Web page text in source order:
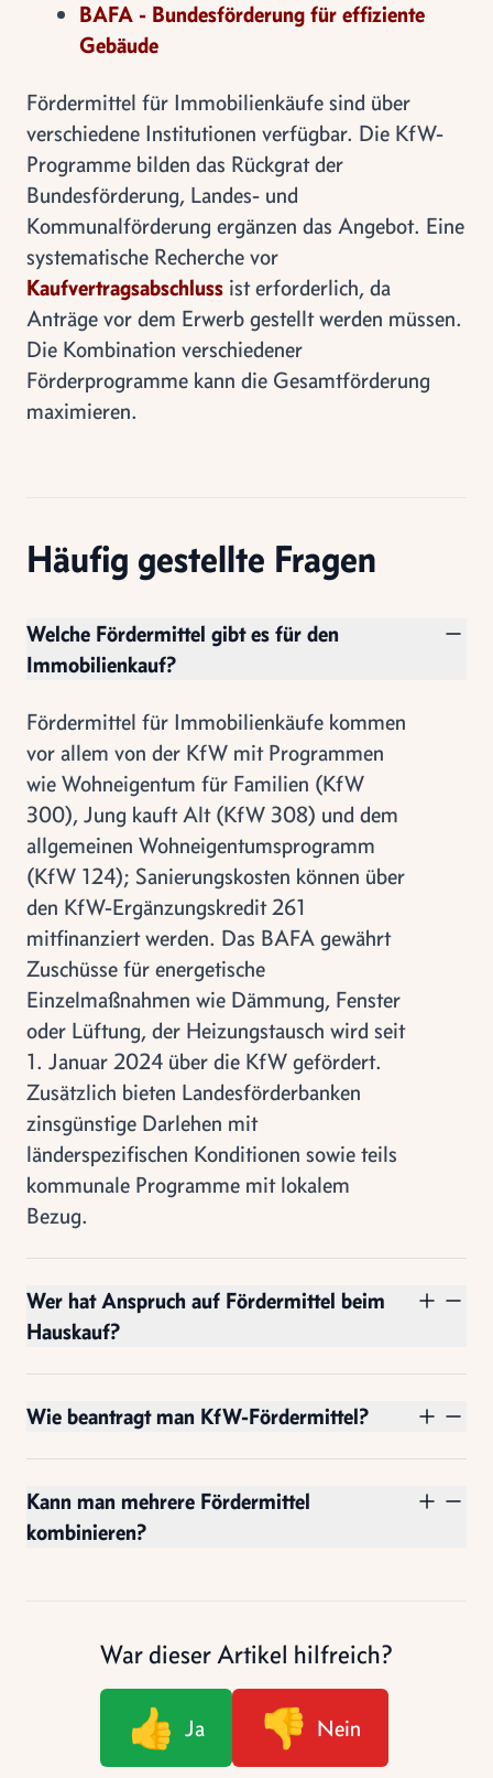
BAFA - Bundesförderung für effiziente
Gebäude
Fördermittel für Immobilienkäufe sind über
verschiedene Institutionen verfügbar. Die KfW-
Programme bilden das Rückgrat der
Bundesförderung, Landes- und
Kommunalförderung ergänzen das Angebot. Eine
systematische Recherche vor
Kaufvertragsabschluss ist erforderlich, da
Anträge vor dem Erwerb gestellt werden müssen.
Die Kombination verschiedener
Förderprogramme kann die Gesamtförderung
maximieren.
Häufig gestellte Fragen
Welche Fördermittel gibt es für den
Immobilienkauf?
Fördermittel für Immobilienkäufe kommen
vor allem von der KfW mit Programmen
wie Wohneigentum für Familien (KfW
300), Jung kauft Alt (KfW 308) und dem
allgemeinen Wohneigentumsprogramm
(KfW 124); Sanierungskosten können über
den KfW-Ergänzungskredit 261
mitfinanziert werden. Das BAFA gewährt
Zuschüsse für energetische
Einzelmaßnahmen wie Dämmung, Fenster
oder Lüftung, der Heizungstausch wird seit
1. Januar 2024 über die KfW gefördert.
Zusätzlich bieten Landesförderbanken
zinsgünstige Darlehen mit
länderspezifischen Konditionen sowie teils
kommunale Programme mit lokalem
Bezug.
Wer hat Anspruch auf Fördermittel beim
Hauskauf?
Wie beantragt man KfW-Fördermittel?
Kann man mehrere Fördermittel
kombinieren?
War dieser Artikel hilfreich?
👍 Ja 👎 Nein